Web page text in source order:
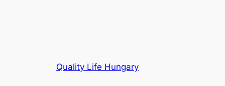
Quality Life Hungary